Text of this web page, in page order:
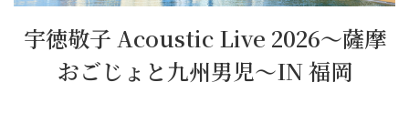
宇徳敬子 Acoustic Live 2026〜薩摩
おごじょと九州男児〜IN 福岡